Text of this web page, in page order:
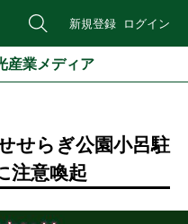
新規登録 ログイン
産業メディア
せらぎ公園小呂駐
注意喚起